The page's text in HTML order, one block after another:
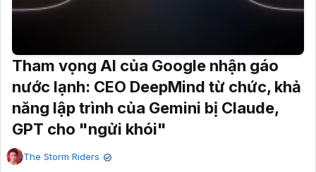
Tham vọng AI của Google nhận gáo
nước lạnh: CEO DeepMind từ chức, khả
năng lập trình của Gemini bị Claude,
GPT cho "ngửi khói"
The Storm Riders ✔